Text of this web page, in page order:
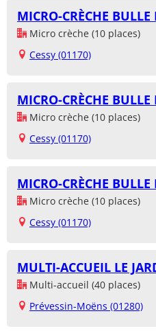
MICRO-CRÈCHE BULLE
Micro crèche (10 places)
Cessy (01170)
MICRO-CRÈCHE BULLE
Micro crèche (10 places)
Cessy (01170)
MICRO-CRÈCHE BULLE
Micro crèche (10 places)
Cessy (01170)
MULTI-ACCUEIL LE
Multi-accueil (40 places)
Prévessin-Moëns (01280)